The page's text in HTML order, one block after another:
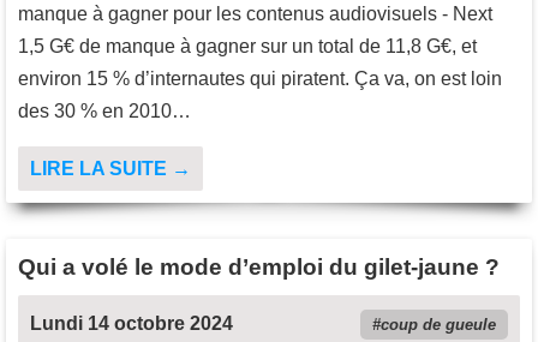
manque à gagner pour les contenus audiovisuels - Next
1,5 G€ de manque à gagner sur un total de 11,8 G€, et
environ 15 % d’internautes qui piratent. Ça va, on est loin
des 30 % en 2010…
LIRE LA SUITE →
Qui a volé le mode d’emploi du gilet-jaune ?
Lundi 14 octobre 2024 coup de gueule